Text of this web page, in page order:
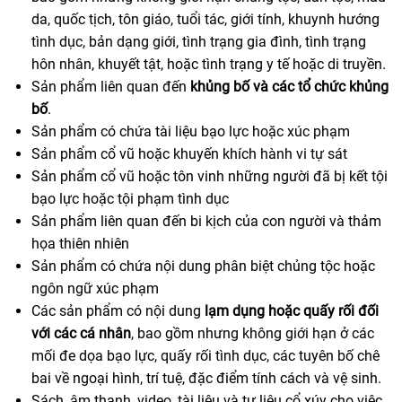
da, quốc tịch, tôn giáo, tuổi tác, giới tính, khuynh hướng
tình dục, bản dạng giới, tình trạng gia đình, tình trạng
hôn nhân, khuyết tật, hoặc tình trạng y tế hoặc di truyền.
Sản phẩm liên quan đến khủng bố và các tổ chức khủng
bố.
Sản phẩm có chứa tài liệu bạo lực hoặc xúc phạm
Sản phẩm cổ vũ hoặc khuyến khích hành vi tự sát
Sản phẩm cổ vũ hoặc tôn vinh những người đã bị kết tội
bạo lực hoặc tội phạm tình dục
Sản phẩm liên quan đến bi kịch của con người và thảm
họa thiên nhiên
Sản phẩm có chứa nội dung phân biệt chủng tộc hoặc
ngôn ngữ xúc phạm
Các sản phẩm có nội dung lạm dụng hoặc quấy rối đối
với các cá nhân, bao gồm nhưng không giới hạn ở các
mối đe dọa bạo lực, quấy rối tình dục, các tuyên bố chê
bai về ngoại hình, trí tuệ, đặc điểm tính cách và vệ sinh.